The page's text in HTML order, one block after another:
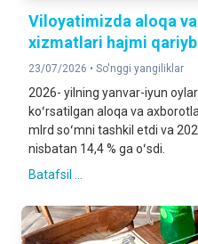
Viloyatimizda aloqa
xizmatlari hajmi
23/07/2026 • So'nggi yangiliklar
2026- yilning yanvar-iyun
koʻrsatilgan aloqa va
mlrd soʻmni tashkil etdi va
nisbatan 14,4 % ga oʻsdi.
Batafsil ...